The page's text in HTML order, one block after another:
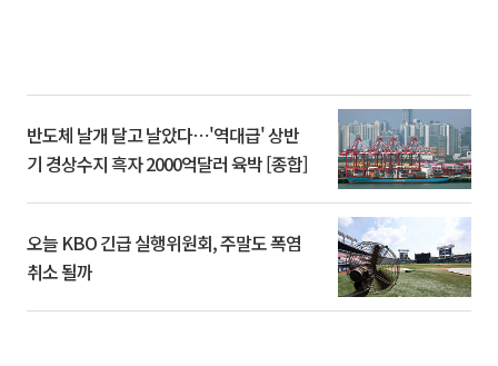
반도체 날개 달고 날았다⋯'역대급' 상반
기 경상수지 흑자 2000억달러 육박 [종합]
오늘 KBO 긴급 실행위원회, 주말도 폭염
취소 될까